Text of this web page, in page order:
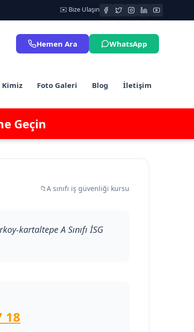
✉️ Bize Ulaşın
Kimiz Foto Galeri Blog İletişim
Hemen Ara WhatsApp
Geçin
📁A sınıfı iş güvenliği kursu
kartaltepe A Sınıfı İSG
18